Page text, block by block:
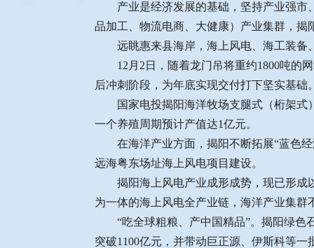
产业是经济发展的基础，坚持产业强市、
品加工、物流电商、大健康）产业集群，
远眺惠来县海岸，海上风电、海工装备
12月2日，随着龙门吊将重约1800吨的网
后冲刺阶段，为年底实现交付打下坚实基础
国家电投揭阳海洋牧场支腿式（桁架式）
一个养殖周期预计产值达1亿元。
在海洋产业方面，揭阳不断拓展“蓝色经
远海粤东场址海上风电项目建设。
揭阳海上风电产业成形成势，现已形成以
为一体的海上风电全产业链，海洋产业集群
“吃全球粗粮、产中国精品”。揭阳绿色石
突破1100亿元，并带动巨正源、伊斯科等